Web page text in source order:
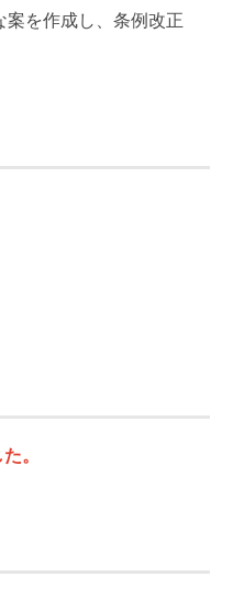
を作成し、条例改正
。